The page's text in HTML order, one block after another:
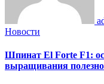
Новости
Шпинат El Forte F1:
выращивания